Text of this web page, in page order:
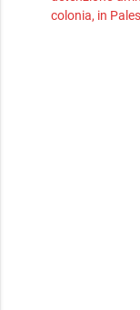
colonia, in